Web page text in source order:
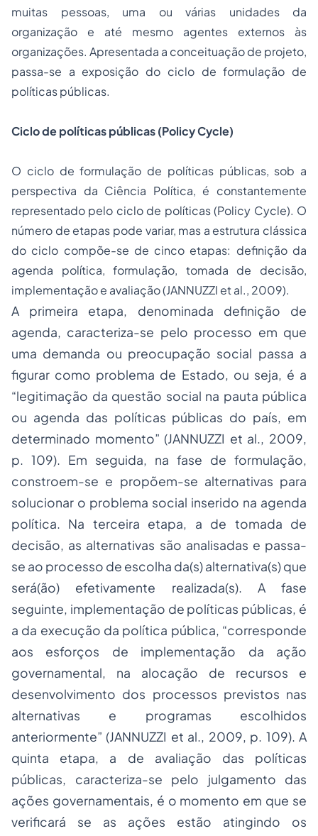
muitas pessoas, uma ou várias unidades da
organização e até mesmo agentes externos às
organizações. Apresentada a conceituação de projeto,
passa-se a exposição do ciclo de formulação de
políticas públicas.
Ciclo de políticas públicas (Policy Cycle)
O ciclo de formulação de políticas públicas, sob a
perspectiva da Ciência Política, é constantemente
representado pelo ciclo de políticas (Policy Cycle). O
número de etapas pode variar, mas a estrutura clássica
do ciclo compõe-se de cinco etapas: definição da
agenda política, formulação, tomada de decisão,
implementação e avaliação (JANNUZZI et al., 2009).
A primeira etapa, denominada definição de
agenda, caracteriza-se pelo processo em que
uma demanda ou preocupação social passa a
figurar como problema de Estado, ou seja, é a
“legitimação da questão social na pauta pública
ou agenda das políticas públicas do país, em
determinado momento” (JANNUZZI et al., 2009,
p. 109). Em seguida, na fase de formulação,
constroem-se e propõem-se alternativas para
solucionar o problema social inserido na agenda
política. Na terceira etapa, a de tomada de
decisão, as alternativas são analisadas e passa-
se ao processo de escolha da(s) alternativa(s) que
será(ão) efetivamente realizada(s). A fase
seguinte, implementação de políticas públicas, é
a da execução da política pública, “corresponde
aos esforços de implementação da ação
governamental, na alocação de recursos e
desenvolvimento dos processos previstos nas
alternativas e programas escolhidos
anteriormente” (JANNUZZI et al., 2009, p. 109). A
quinta etapa, a de avaliação das políticas
públicas, caracteriza-se pelo julgamento das
ações governamentais, é o momento em que se
verificará se as ações estão atingindo os